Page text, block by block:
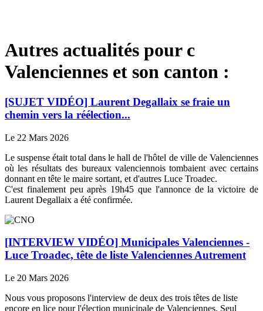
Autres actualités pour c
Valenciennes et son canton :
[SUJET VIDÉO] Laurent Degallaix se fraie un
chemin vers la réélection...
Le 22 Mars 2026
Le suspense était total dans le hall de l'hôtel de ville de Valenciennes
où les résultats des bureaux valenciennois tombaient avec certains
donnant en tête le maire sortant, et d'autres Luce Troadec.
C'est finalement peu après 19h45 que l'annonce de la victoire de
Laurent Degallaix a été confirmée.
[INTERVIEW VIDÉO] Municipales Valenciennes -
Luce Troadec, tête de liste Valenciennes Autrement
Le 20 Mars 2026
Nous vous proposons l'interview de deux des trois têtes de liste
encore en lice pour l'élection municipale de Valenciennes. Seul